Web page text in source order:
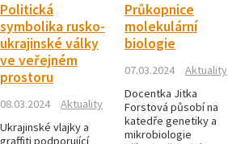
Politická
symbolika rusko-
ukrajinské války
ve veřejném
prostoru
08.03.2024
Aktuality
Ukrajinské vlajky a
graffiti podporující
Průkopnice
molekulární
biologie
07.03.2024
Aktuality
Docentka Jitka
Forstová působí na
katedře genetiky a
mikrobiologie